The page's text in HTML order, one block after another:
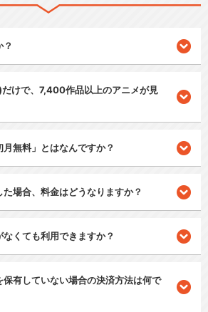
けで、7,400作品以上のアニメが見
月無料」とはなんですか？
た場合、料金はどうなりますか？
なくても利用できますか？
保有していない場合の決済方法は何で